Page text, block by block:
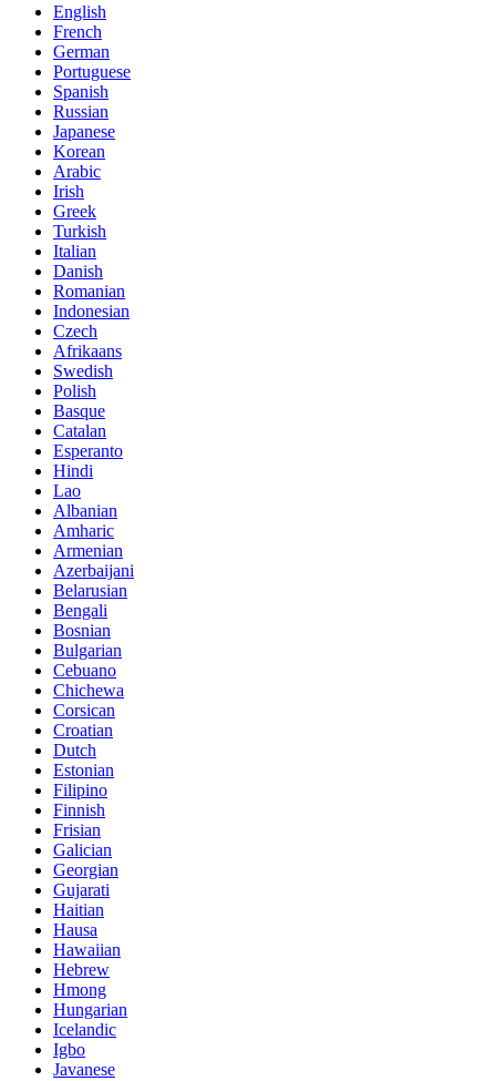
English
French
German
Portuguese
Spanish
Russian
Japanese
Korean
Arabic
Irish
Greek
Turkish
Italian
Danish
Romanian
Indonesian
Czech
Afrikaans
Swedish
Polish
Basque
Catalan
Esperanto
Hindi
Lao
Albanian
Amharic
Armenian
Azerbaijani
Belarusian
Bengali
Bosnian
Bulgarian
Cebuano
Chichewa
Corsican
Croatian
Dutch
Estonian
Filipino
Finnish
Frisian
Galician
Georgian
Gujarati
Haitian
Hausa
Hawaiian
Hebrew
Hmong
Hungarian
Icelandic
Igbo
Javanese